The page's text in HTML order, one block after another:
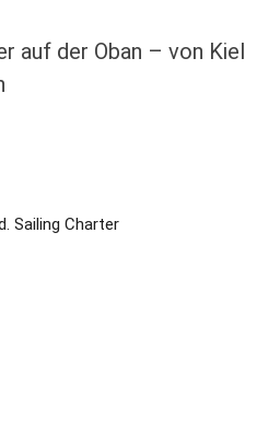
auf der Oban – von Kiel
Sailing Charter